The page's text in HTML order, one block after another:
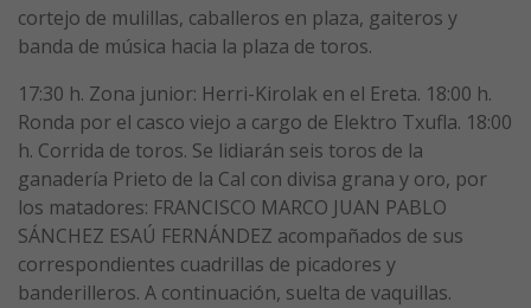
cortejo de mulillas, caballeros en plaza, gaiteros y
banda de música hacia la plaza de toros.
17:30 h. Zona junior: Herri-Kirolak en el Ereta. 18:00 h.
Ronda por el casco viejo a cargo de Elektro Txufla. 18:00
h. Corrida de toros. Se lidiarán seis toros de la
ganadería Prieto de la Cal con divisa grana y oro, por
los matadores: FRANCISCO MARCO JUAN PABLO
SÁNCHEZ ESAÚ FERNÁNDEZ acompañados de sus
correspondientes cuadrillas de picadores y
banderilleros. A continuación, suelta de vaquillas.